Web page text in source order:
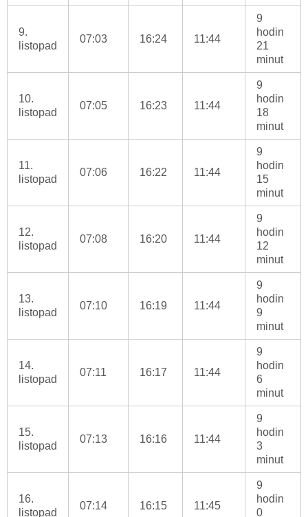
9.
listopad
07:03 16:24 11:44
9
hodin
21
minut
10.
listopad
07:05 16:23 11:44
9
hodin
18
minut
11.
listopad
07:06 16:22 11:44
9
hodin
15
minut
12.
listopad
07:08 16:20 11:44
9
hodin
12
minut
13.
listopad
07:10 16:19 11:44
9
hodin
9
minut
14.
listopad
07:11 16:17 11:44
9
hodin
6
minut
15.
listopad
07:13 16:16 11:44
9
hodin
3
minut
16.
listopad
07:14 16:15 11:45
9
hodin
0